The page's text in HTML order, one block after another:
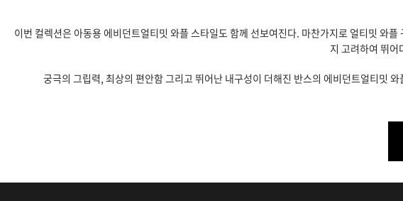
이번 컬렉션은 아동용 에비던트얼티밋 와플 스타일도 함께 선보여진다. 마찬가지로 얼티밋 와
지 고려하여 뛰
궁극의 그립력, 최상의 편안함 그리고 뛰어난 내구성이 더해진 반스의 에비던트얼티밋